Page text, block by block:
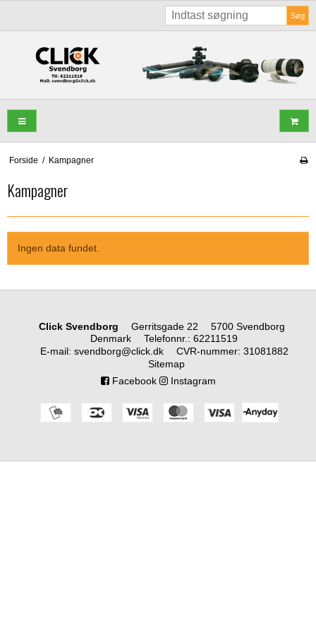
Søg
Forside / Kampagner
Kampagner
Ingen data fundet.
Click Svendborg Gerritsgade 22
5700 Svendborg
Denmark
Telefonnr.: 62211519
E-mail: svendborg@click.dk CVR-nummer: 31081882
Sitemap
Facebook
Instagram